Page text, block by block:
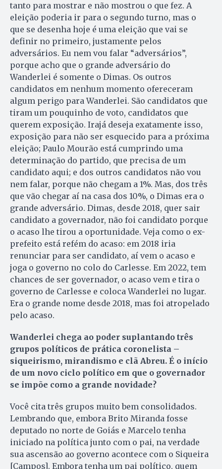
tanto para mostrar e não mostrou o que fez. A
eleição poderia ir para o segundo turno, mas o
que se desenha hoje é uma eleição que vai se
definir no primeiro, justamente pelos
adversários. Eu nem vou falar “adversários”,
porque acho que o grande adversário do
Wanderlei é somente o Dimas. Os outros
candidatos em nenhum momento ofereceram
algum perigo para Wanderlei. São candidatos que
tiram um pouquinho de voto, candidatos que
querem exposição. Irajá deseja exatamente isso,
exposição para não ser esquecido para a próxima
eleição; Paulo Mourão está cumprindo uma
determinação do partido, que precisa de um
candidato aqui; e dos outros candidatos não vou
nem falar, porque não chegam a 1%. Mas, dos três
que vão chegar aí na casa dos 10%, o Dimas era o
grande adversário. Dimas, desde 2018, quer sair
candidato a governador, não foi candidato porque
o acaso lhe tirou a oportunidade. Veja como o ex-
prefeito está refém do acaso: em 2018 iria
renunciar para ser candidato, aí vem o acaso e
joga o governo no colo do Carlesse. Em 2022, tem
chances de ser governador, o acaso vem e tira o
governo de Carlesse e coloca Wanderlei no lugar.
Era o grande nome desde 2018, mas foi atropelado
pelo acaso.
Wanderlei chega ao poder suplantando três
grupos políticos de prática coronelista –
siqueirismo, mirandismo e clã Abreu. É o início
de um novo ciclo político em que o governador
se impõe como a grande novidade?
Você cita três grupos muito bem consolidados.
Lembrando que, embora Brito Miranda fosse
deputado no norte de Goiás e Marcelo tenha
iniciado na política junto com o pai, na verdade
sua ascensão ao governo acontece com o Siqueira
[Campos]. Embora tenha um pai político, quem